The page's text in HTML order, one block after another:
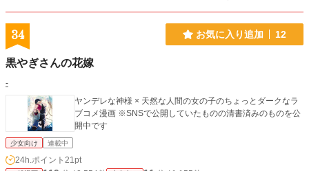
34 お気に入り追加 12
黒やぎさんの花嫁
-
ヤンデレな神様 × 天然な人間の女の子のちょっとダークなラ
ブコメ漫画 ※SNSで公開していたものの清書済みのものを公
開中です
少女向け 連載中
24h.ポイント 21pt